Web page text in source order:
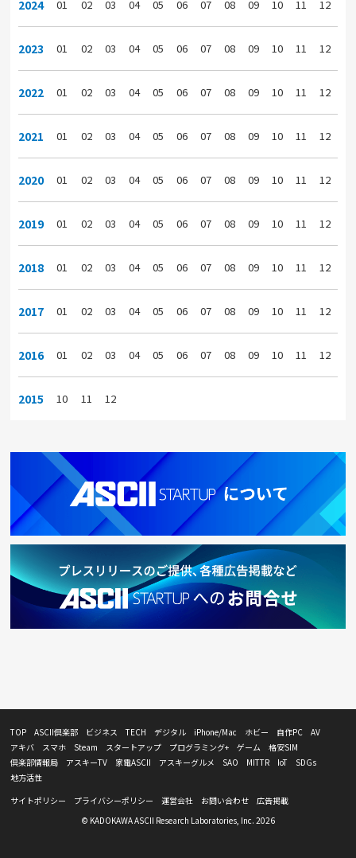
2024 01 02 03 04 05 06 07 08 09 10 11 12
2023 01 02 03 04 05 06 07 08 09 10 11 12
2022 01 02 03 04 05 06 07 08 09 10 11 12
2021 01 02 03 04 05 06 07 08 09 10 11 12
2020 01 02 03 04 05 06 07 08 09 10 11 12
2019 01 02 03 04 05 06 07 08 09 10 11 12
2018 01 02 03 04 05 06 07 08 09 10 11 12
2017 01 02 03 04 05 06 07 08 09 10 11 12
2016 01 02 03 04 05 06 07 08 09 10 11 12
2015 10 11 12
TOP ASCII倶楽部 ビジネス TECH デジタル iPhone/Mac ホビー 自作PC
AV
アキバ
スマホ Steam スタートアップ プログラミング+ ゲーム
格安SIM
倶楽部情報局
アスキーTV 家電ASCII アスキーグルメ SAO MITTR IoT
SDGs
地方活性
サイトポリシー
プライバシーポリシー 運営会社 お問い合わせ
広告掲載
© KADOKAWA ASCII Research Laboratories, Inc. 2026